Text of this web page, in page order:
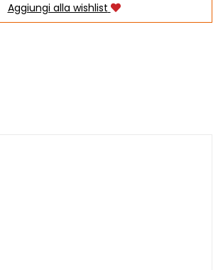
Aggiungi alla wishlist